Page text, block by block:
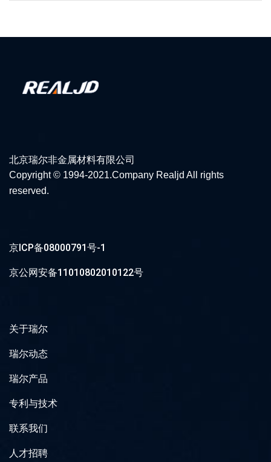
北京瑞尔非金属材料有限公司
Copyright © 1994-2021.Company Realjd All rights
reserved.
京ICP备08000791号-1
京公网安备11010802010122号
关于瑞尔
瑞尔动态
瑞尔产品
专利与技术
联系我们
人才招聘